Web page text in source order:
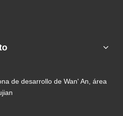
de desarrollo de Wan' An, área